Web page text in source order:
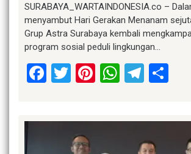
SURABAYA_WARTAINDONESIA.co –
menyambut Hari Gerakan Menanam
Grup Astra Surabaya kembali
program sosial peduli lingkungan…
Facebook
Twitter
Pinterest